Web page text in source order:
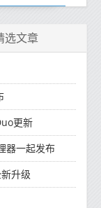
选文章
更新
器一起发布
升级